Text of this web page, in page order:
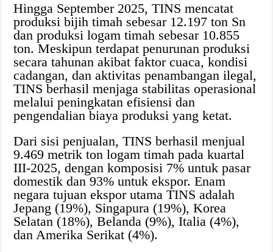
Hingga September 2025, TINS mencatat
produksi bijih timah sebesar 12.197 ton Sn
dan produksi logam timah sebesar 10.855
ton. Meskipun terdapat penurunan produksi
secara tahunan akibat faktor cuaca, kondisi
cadangan, dan aktivitas penambangan ilegal,
TINS berhasil menjaga stabilitas operasional
melalui peningkatan efisiensi dan
pengendalian biaya produksi yang ketat.
Dari sisi penjualan, TINS berhasil menjual
9.469 metrik ton logam timah pada kuartal
III-2025, dengan komposisi 7% untuk pasar
domestik dan 93% untuk ekspor. Enam
negara tujuan ekspor utama TINS adalah
Jepang (19%), Singapura (19%), Korea
Selatan (18%), Belanda (9%), Italia (4%),
dan Amerika Serikat (4%).